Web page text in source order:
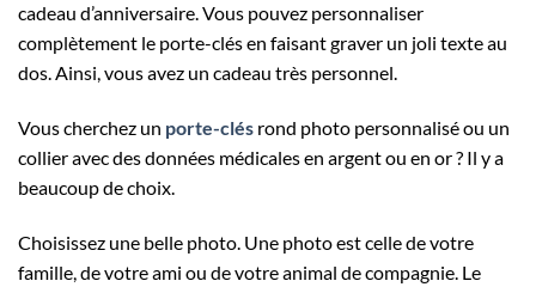
cadeau d’anniversaire. Vous pouvez personnaliser
complètement le porte-clés en faisant graver un joli texte au
dos. Ainsi, vous avez un cadeau très personnel.
Vous cherchez un porte-clés rond photo personnalisé ou un
collier avec des données médicales en argent ou en or ? Il y a
beaucoup de choix.
Choisissez une belle photo. Une photo est celle de votre
famille, de votre ami ou de votre animal de compagnie. Le